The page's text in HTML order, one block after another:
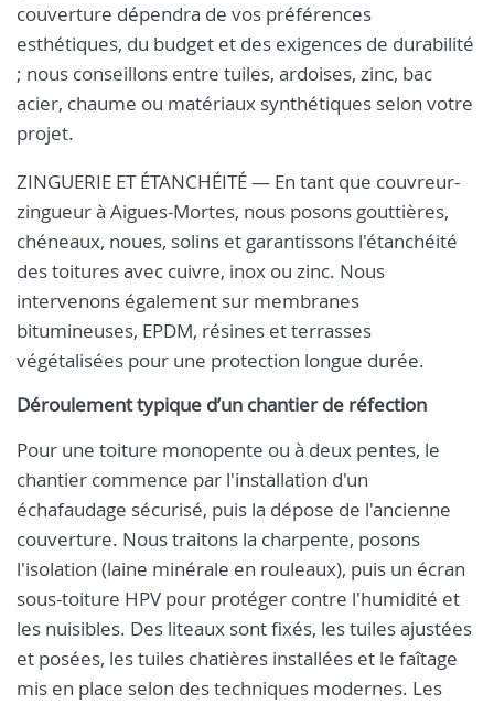
couverture dépendra de vos préférences
esthétiques, du budget et des exigences de durabilité
; nous conseillons entre tuiles, ardoises, zinc, bac
acier, chaume ou matériaux synthétiques selon votre
projet.
ZINGUERIE ET ÉTANCHÉITÉ — En tant que couvreur-
zingueur à Aigues-Mortes, nous posons gouttières,
chéneaux, noues, solins et garantissons l'étanchéité
des toitures avec cuivre, inox ou zinc. Nous
intervenons également sur membranes
bitumineuses, EPDM, résines et terrasses
végétalisées pour une protection longue durée.
Déroulement typique d’un chantier de réfection
Pour une toiture monopente ou à deux pentes, le
chantier commence par l'installation d'un
échafaudage sécurisé, puis la dépose de l'ancienne
couverture. Nous traitons la charpente, posons
l'isolation (laine minérale en rouleaux), puis un écran
sous-toiture HPV pour protéger contre l'humidité et
les nuisibles. Des liteaux sont fixés, les tuiles ajustées
et posées, les tuiles chatières installées et le faîtage
mis en place selon des techniques modernes. Les